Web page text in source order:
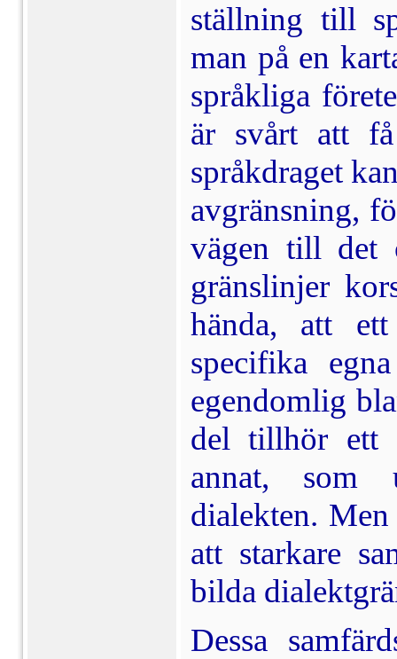
ställning till
man på en
språkliga
är svårt att
språkdraget
avgränsning,
vägen till det
gränslinjer
hända, att
specifika
egendomlig
del tillhör ett
annat, som
dialekten.
att starkare
bilda
Dessa